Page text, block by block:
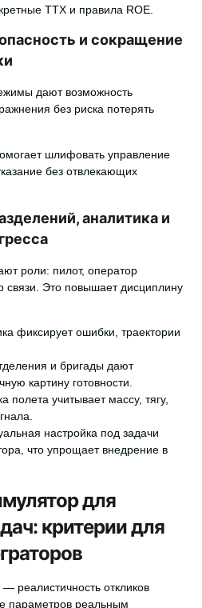
ТТХ и правила ROE.
и сокращение
дают возможность
без риска потерять
шлифовать управление
без отвлекающих
аналитика и
роли: пилот, оператор
связи. Это повышает дисциплину
фиксирует ошибки, траектории
и бригады дают
картину готовности.
полета учитывает массу, тягу,
настройка под задачи
что упрощает внедрение в
для
критерии для
реалистичность откликов
параметров реальным